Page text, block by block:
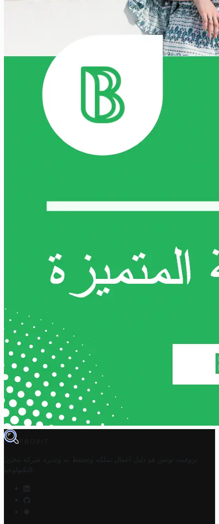
TROVIT
تروفيت تونس هو دليل أعمال تملكه وتحتفظ به وتديره
شركة مخزن
التكنولوجيا